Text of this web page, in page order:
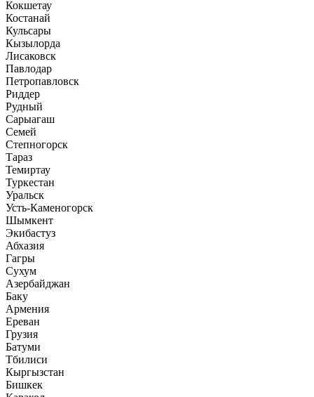
Кокшетау
Костанай
Кульсары
Кызылорда
Лисаковск
Павлодар
Петропавловск
Риддер
Рудный
Сарыагаш
Семей
Степногорск
Тараз
Темиртау
Туркестан
Уральск
Усть-Каменогорск
Шымкент
Экибастуз
Абхазия
Гагры
Сухум
Азербайджан
Баку
Армения
Ереван
Грузия
Батуми
Тбилиси
Кыргызстан
Бишкек